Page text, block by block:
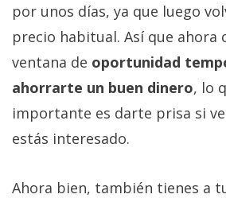
por unos días, ya que luego
precio habitual. Así que ahora
ventana de oportunidad
ahorrarte un buen dinero, lo
importante es darte prisa si
estás interesado.
Ahora bien, también tienes a